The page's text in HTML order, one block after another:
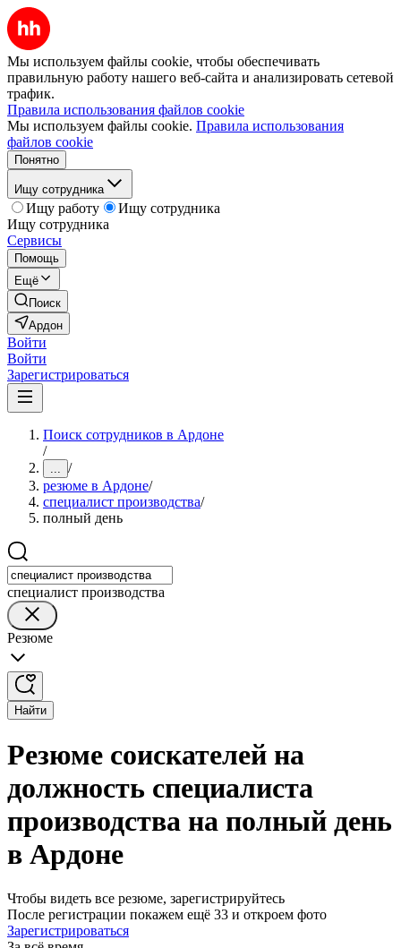
Мы используем файлы cookie, чтобы обеспечивать
правильную работу нашего веб-сайта и анализировать сетевой
трафик.
Правила использования файлов cookie
Мы используем файлы cookie. Правила использования
файлов cookie
Понятно
Ищу сотрудника
Ищу работу
Ищу сотрудника
Ищу сотрудника
Сервисы
Помощь
Ещё
Поиск
Ардон
Войти
Войти
Зарегистрироваться
Поиск сотрудников в Ардоне
/
... /
резюме в Ардоне/
специалист производства/
полный день
специалист производства
Резюме
Найти
Резюме соискателей на
должность специалиста
производства на полный день
в Ардоне
Чтобы видеть все резюме, зарегистрируйтесь
После регистрации покажем ещё 33 и откроем фото
Зарегистрироваться